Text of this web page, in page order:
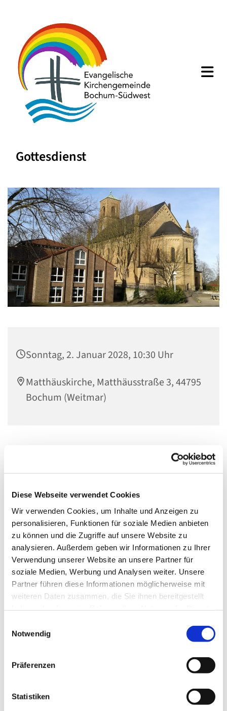
Diese Webseite verwendet Cookies
Wir verwenden Cookies, um Inhalte und Anzeigen zu
personalisieren, Funktionen für soziale Medien anbieten
zu können und die Zugriffe auf unsere Website zu
analysieren. Außerdem geben wir Informationen zu Ihrer
Verwendung unserer Website an unsere Partner für
soziale Medien, Werbung und Analysen weiter. Unsere
Partner führen diese Informationen möglicherweise mit
weiteren Daten zusammen, die Sie ihnen bereitgestellt
Notwendig
Präferenzen
Statistiken
Gottesdienst
Sonntag, 2. Januar 2028, 10:30 Uhr
Matthäuskirche, Matthäusstraße 3, 44795
Bochum (Weitmar)
Dies könnte Sie auch interessieren